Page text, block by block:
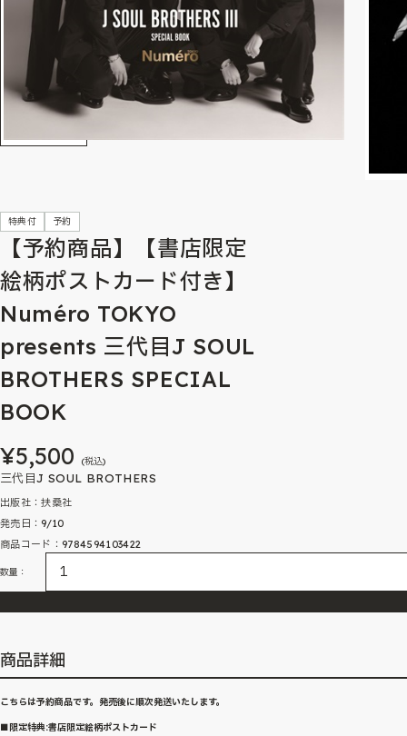
特典付 予約
【予約商品】【書店限定
絵柄ポストカード付き】
Numéro TOKYO
presents 三代目J SOUL
BROTHERS SPECIAL
BOOK
¥5,500 (税込)
三代目J SOUL BROTHERS
出版社：扶桑社
発売日：9/10
商品コード：9784594103422
数量：
商品詳細
こちらは予約商品です。発売後に順次発送いたします。
■限定特典:書店限定絵柄ポストカード